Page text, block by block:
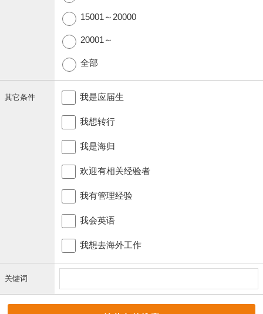
15001～20000
20001～
全部
其它条件 我是应届生
我想转行
我是海归
欢迎有相关经验者
我有管理经验
我会英语
我想去海外工作
关键词